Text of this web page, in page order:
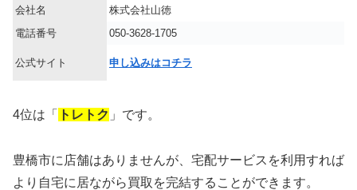
会社名
株式会社山徳
電話番号
050-3628-1705
公式サイト 申し込みはコチラ
4位は「 トレトク 」です。
豊橋市に店舗はありませんが、宅配サービスを利用すれば
より自宅に居ながら買取を完結することができます。